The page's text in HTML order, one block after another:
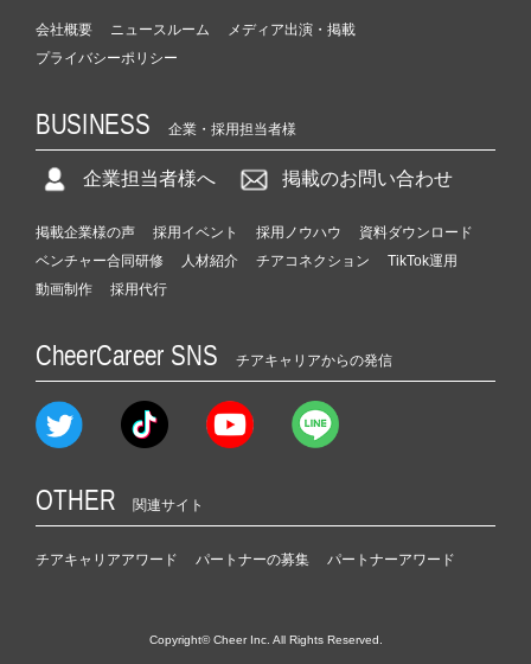
会社概要 ニュースルーム
メディア出演・掲載
プライバシーポリシー
BUSINESS 企業・採用担当者様
企業担当者様へ 掲載のお問い合わせ
掲載企業様の声 採用イベント 採用ノウハウ
資料ダウンロード
ベンチャー合同研修
人材紹介 チアコネクション
TikTok運用
動画制作
採用代行
CheerCareer SNS チアキャリアからの発信
OTHER 関連サイト
チアキャリアアワード パートナーの募集 パートナーアワード
Copyright© Cheer Inc. All Rights Reserved.